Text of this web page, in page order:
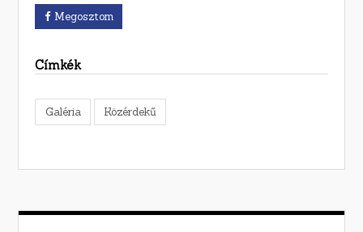
Megosztom
Címkék
Galéria Közérdekű